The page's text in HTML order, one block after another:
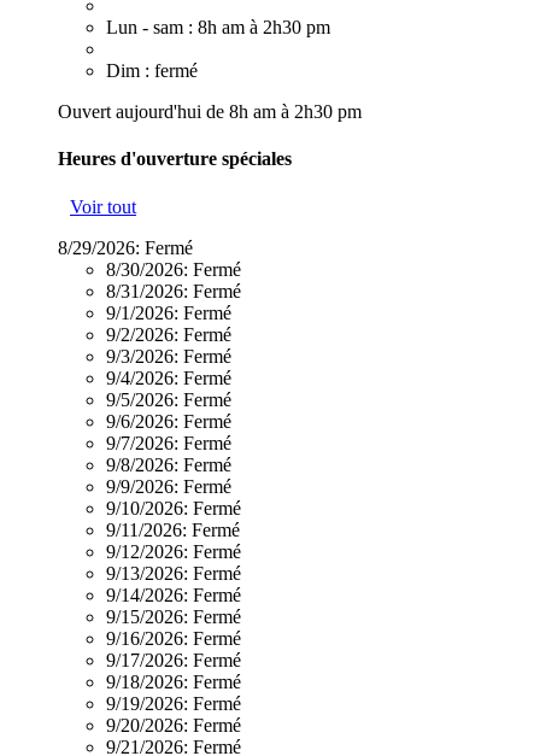
Lun - sam : 8h am à 2h30 pm
Dim : fermé
Ouvert aujourd'hui de 8h am à 2h30 pm
Heures d'ouverture spéciales
Voir tout
8/29/2026: Fermé
8/30/2026: Fermé
8/31/2026: Fermé
9/1/2026: Fermé
9/2/2026: Fermé
9/3/2026: Fermé
9/4/2026: Fermé
9/5/2026: Fermé
9/6/2026: Fermé
9/7/2026: Fermé
9/8/2026: Fermé
9/9/2026: Fermé
9/10/2026: Fermé
9/11/2026: Fermé
9/12/2026: Fermé
9/13/2026: Fermé
9/14/2026: Fermé
9/15/2026: Fermé
9/16/2026: Fermé
9/17/2026: Fermé
9/18/2026: Fermé
9/19/2026: Fermé
9/20/2026: Fermé
9/21/2026: Fermé